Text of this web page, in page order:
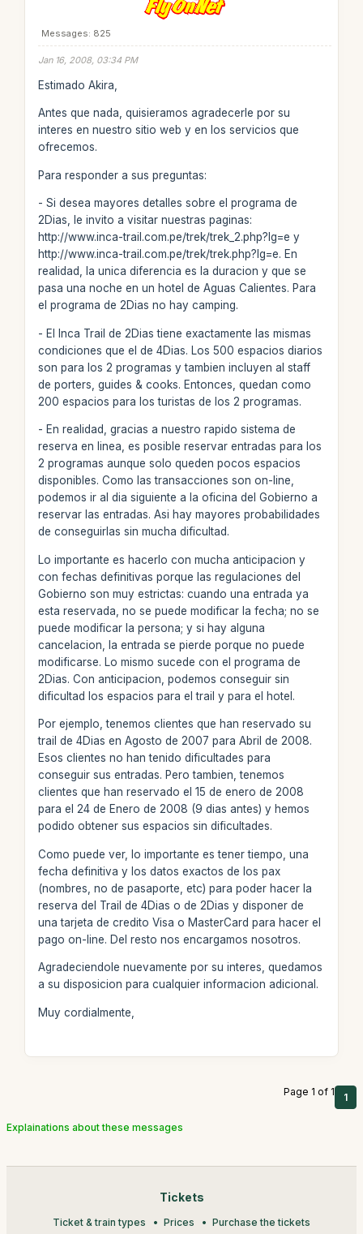
Messages: 825
Jan 16, 2008, 03:34 PM
Estimado Akira,
Antes que nada, quisieramos agradecerle por su
interes en nuestro sitio web y en los servicios que
ofrecemos.
Para responder a sus preguntas:
- Si desea mayores detalles sobre el programa de
2Dias, le invito a visitar nuestras paginas:
http://www.inca-trail.com.pe/trek/trek_2.php?lg=e y
http://www.inca-trail.com.pe/trek/trek.php?lg=e. En
realidad, la unica diferencia es la duracion y que se
pasa una noche en un hotel de Aguas Calientes. Para
el programa de 2Dias no hay camping.
- El Inca Trail de 2Dias tiene exactamente las mismas
condiciones que el de 4Dias. Los 500 espacios diarios
son para los 2 programas y tambien incluyen al staff
de porters, guides & cooks. Entonces, quedan como
200 espacios para los turistas de los 2 programas.
- En realidad, gracias a nuestro rapido sistema de
reserva en linea, es posible reservar entradas para los
2 programas aunque solo queden pocos espacios
disponibles. Como las transacciones son on-line,
podemos ir al dia siguiente a la oficina del Gobierno a
reservar las entradas. Asi hay mayores probabilidades
de conseguirlas sin mucha dificultad.
Lo importante es hacerlo con mucha anticipacion y
con fechas definitivas porque las regulaciones del
Gobierno son muy estrictas: cuando una entrada ya
esta reservada, no se puede modificar la fecha; no se
puede modificar la persona; y si hay alguna
cancelacion, la entrada se pierde porque no puede
modificarse. Lo mismo sucede con el programa de
2Dias. Con anticipacion, podemos conseguir sin
dificultad los espacios para el trail y para el hotel.
Por ejemplo, tenemos clientes que han reservado su
trail de 4Dias en Agosto de 2007 para Abril de 2008.
Esos clientes no han tenido dificultades para
conseguir sus entradas. Pero tambien, tenemos
clientes que han reservado el 15 de enero de 2008
para el 24 de Enero de 2008 (9 dias antes) y hemos
podido obtener sus espacios sin dificultades.
Como puede ver, lo importante es tener tiempo, una
fecha definitiva y los datos exactos de los pax
(nombres, no de pasaporte, etc) para poder hacer la
reserva del Trail de 4Dias o de 2Dias y disponer de
una tarjeta de credito Visa o MasterCard para hacer el
pago on-line. Del resto nos encargamos nosotros.
Agradeciendole nuevamente por su interes, quedamos
a su disposicion para cualquier informacion adicional.
Muy cordialmente,
Page 1 of 1 1
Explainations about these messages
Tickets
Ticket & train types Prices Purchase the tickets